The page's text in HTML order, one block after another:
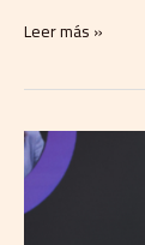
Leer más »
Worldline
celebra
evento